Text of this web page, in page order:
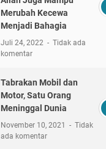
Merubah Kecewa
Menjadi Bahagia
Juli 24, 2022
Tidak ada
komentar
Tabrakan Mobil dan
Motor, Satu Orang
Meninggal Dunia
November 10, 2021
Tidak
ada komentar